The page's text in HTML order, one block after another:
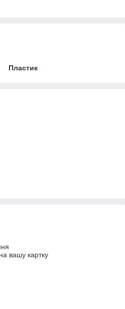
Пластик
вашу картку